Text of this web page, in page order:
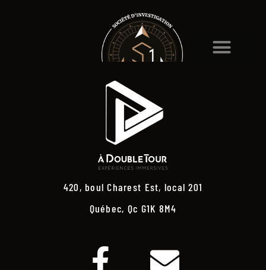
420, boul Charest Est, local 201
Québec, Qc G1K 8M4